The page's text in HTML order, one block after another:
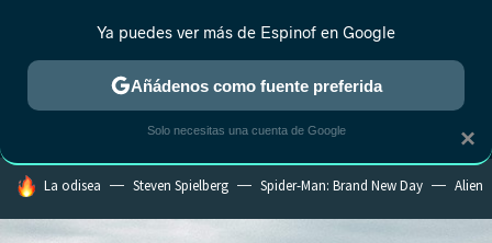
MENÚ NUEVO
ESTRENOS REALITY ANIME RANKINGS CINE
HOY SE HABLA DE
La odisea Steven Spielberg Spider-Man: Brand New Day Alien
×
Ya puedes ver más de Espinof en Google
Añádenos como fuente preferida
Solo necesitas una cuenta de Google